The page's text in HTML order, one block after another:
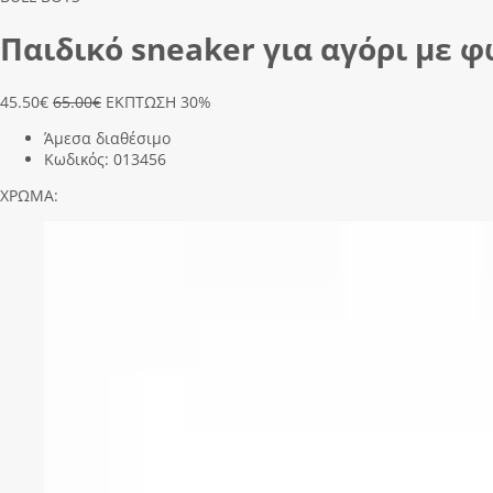
Παιδικό sneaker για αγόρι με
45.50€ 65.00€ ΕΚΠΤΩΣΗ 30%
Άμεσα διαθέσιμο
Κωδικός: 013456
ΧΡΩΜΑ: